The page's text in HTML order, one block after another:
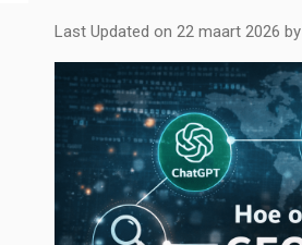
Last Updated on 22 maart 2026 by